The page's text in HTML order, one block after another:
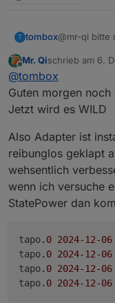
T tombox@mr-qi bitte
Offline
Mr. Qischrieb am 6.
zuletzt editiert
@tombox
Guten morgen noch
Jetzt wird es WILD
Also Adapter ist
reibunglos geklapt
wehsentlich
wenn ich versuche
StatePower dan
tapo.0 2024-12-06
tapo.0 2024-12-06
tapo.0 2024-12-06
tapo.0 2024-12-06